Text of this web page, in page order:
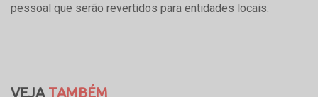
pessoal que serão revertidos para entidades locais.
VEJATAMBÉM